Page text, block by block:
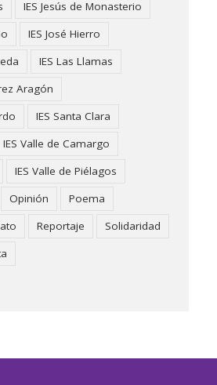
IES Jesús de Monasterio
IES José Hierro
IES Las Llamas
Aragón
IES Santa Clara
IES Valle de Camargo
IES Valle de Piélagos
Opinión
Poema
Reportaje
Solidaridad